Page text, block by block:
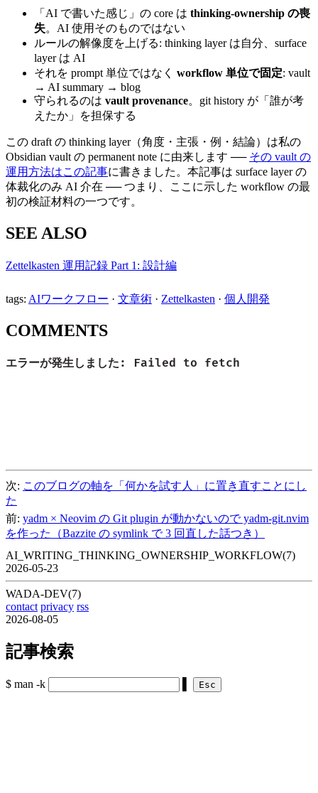
「AI で書いた感じ」の core は thinking-ownership の喪
失。AI 使用そのものではない
ルールの解像度を上げる: thinking layer は自分、surface
layer は AI
それを prompt 単位ではなく workflow 単位で固定: vault
→ AI summary → blog
守られるのは vault provenance。git history が「誰が考
えたか」を担保する
この draft の thinking layer（角度・主張・例・結論）は私の
Obsidian vault の permanent note に由来します ── その vault の
運用方法はこの記事に書きました。本記事は surface layer の
体裁化のみ AI 介在 ── つまり、ここに示した workflow の最
初の検証材料の一つです。
SEE ALSO
Zettelkasten 運用記録 Part 1: 設計編
tags: AIワークフロー · 文章術 · Zettelkasten · 個人開発
COMMENTS
次: このブログの軸を「何かを試す人」に置き直すことにし
た
前: yadm × Neovim の Git plugin が動かないので yadm-git.nvim
を作った（Bazzite の symlink で 3 回直した話つき）
AI_WRITING_THINKING_OWNERSHIP_WORKFLOW(7)
2026-05-23
WADA-DEV(7)
contact privacy rss
2026-08-05
記事検索
$ man -k Esc